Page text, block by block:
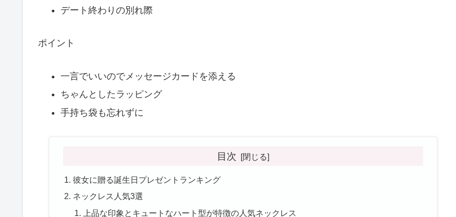
デート終わりの別れ際
ポイント
一言でいいのでメッセージカードを添える
ちゃんとしたラッピング
手持ち袋も忘れずに
目次
彼女に贈る誕生日プレゼントランキング
ネックレス人気3選
上品な印象とキュートなハート型が特徴の人気ネックレス